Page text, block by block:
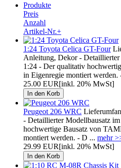
Produkte
Preis
Anzahl
Artikel-Nr.+
1:24 Toyota Celica GT-Four
Anleitung, Dekor -
1:24 - Der qualitativ
in Eigenregie montiert werden.
25.00 EUR[inkl. 20% MwSt]
Peugeot 206 WRC
- Detaillierter Modellbausatz
hochwertige Bausatz von
montiert werden. - D ... mehr
29.99 EUR[inkl. 20% MwSt]